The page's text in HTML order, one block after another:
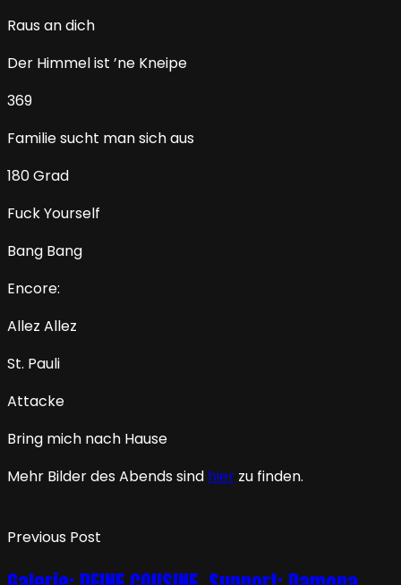
Raus an dich
Der Himmel ist ’ne Kneipe
369
Familie sucht man sich aus
180 Grad
Fuck Yourself
Bang Bang
Encore:
Allez Allez
St. Pauli
Attacke
Bring mich nach Hause
Mehr Bilder des Abends sind hier zu finden.
Previous Post